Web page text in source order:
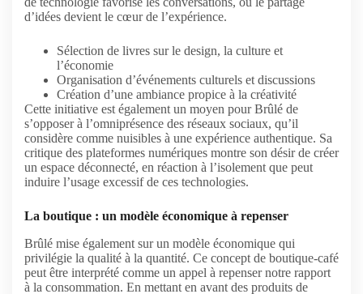
d’idées devient le cœur de l’expérience.
Sélection de livres sur le design, la culture et
l’économie
Organisation d’événements culturels et discussions
Création d’une ambiance propice à la créativité
Cette initiative est également un moyen pour Brûlé de
s’opposer à l’omniprésence des réseaux sociaux, qu’il
considère comme nuisibles à une expérience authentique. Sa
critique des plateformes numériques montre son désir de créer
un espace déconnecté, en réaction à l’isolement que peut
induire l’usage excessif de ces technologies.
La boutique : un modèle économique à repenser
Brûlé mise également sur un modèle économique qui
privilégie la qualité à la quantité. Ce concept de boutique-café
peut être interprété comme un appel à repenser notre rapport
à la consommation. En mettant en avant des produits de